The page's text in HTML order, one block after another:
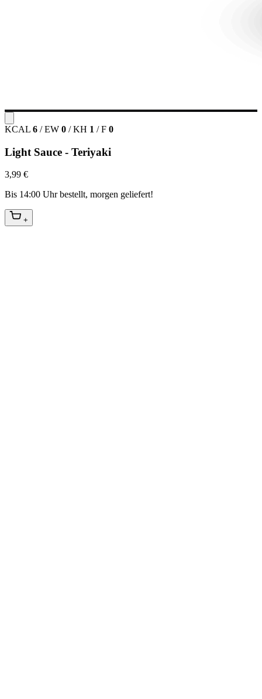
KCAL 6 / EW 0 / KH 1 / F 0
Light Sauce - Teriyaki
3,99 €
Bis 14:00 Uhr bestellt, morgen geliefert!
+